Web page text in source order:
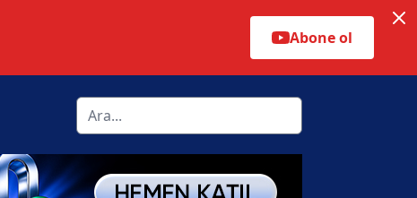
Abone ol